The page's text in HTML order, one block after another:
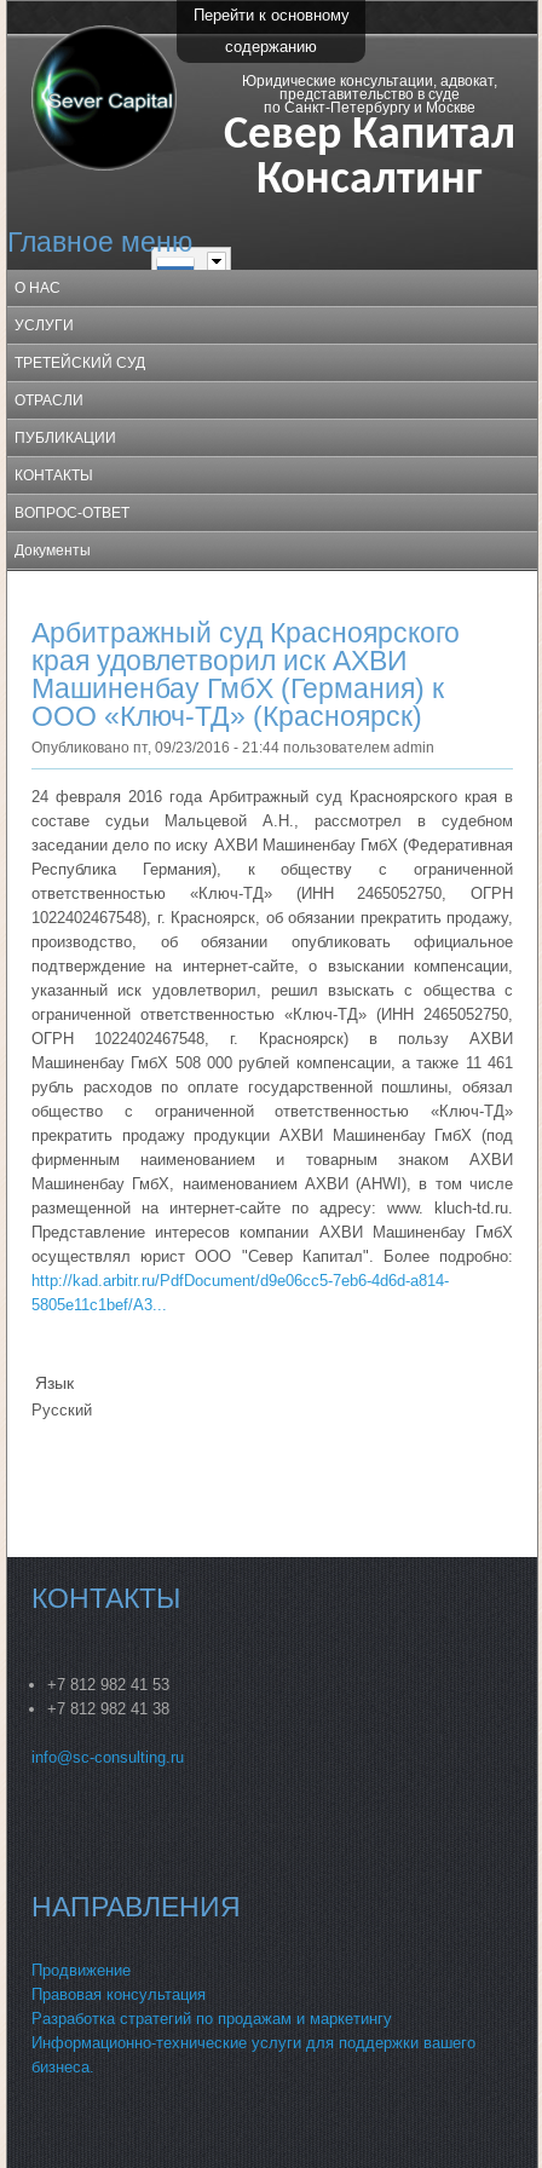
Перейти к основному
содержанию
Юридические консультации, адвокат,
представительство в суде
по Санкт-Петербургу и Москве
Север Капитал
Консалтинг
Главное меню
О НАС
УСЛУГИ
ТРЕТЕЙСКИЙ СУД
ОТРАСЛИ
ПУБЛИКАЦИИ
КОНТАКТЫ
ВОПРОС-ОТВЕТ
Документы
Арбитражный суд Красноярского
края удовлетворил иск АХВИ
Машиненбау ГмбХ (Германия) к
ООО «Ключ-ТД» (Красноярск)
Опубликовано пт, 09/23/2016 - 21:44 пользователем admin
24 февраля 2016 года Арбитражный суд Красноярского края в
составе судьи Мальцевой А.Н., рассмотрел в судебном
заседании дело по иску АХВИ Машиненбау ГмбХ (Федеративная
Республика Германия), к обществу с ограниченной
ответственностью «Ключ-ТД» (ИНН 2465052750, ОГРН
1022402467548), г. Красноярск, об обязании прекратить продажу,
производство, об обязании опубликовать официальное
подтверждение на интернет-сайте, о взыскании компенсации,
указанный иск удовлетворил, решил взыскать с общества с
ограниченной ответственностью «Ключ-ТД» (ИНН 2465052750,
ОГРН 1022402467548, г. Красноярск) в пользу АХВИ
Машиненбау ГмбХ 508 000 рублей компенсации, а также 11 461
рубль расходов по оплате государственной пошлины, обязал
общество с ограниченной ответственностью «Ключ-ТД»
прекратить продажу продукции АХВИ Машиненбау ГмбХ (под
фирменным наименованием и товарным знаком АХВИ
Машиненбау ГмбХ, наименованием АХВИ (АНWI), в том числе
размещенной на интернет-сайте по адресу: www. kluch-td.ru.
Представление интересов компании АХВИ Машиненбау ГмбХ
осуществлял юрист ООО "Север Капитал". Более подробно:
http://kad.arbitr.ru/PdfDocument/d9e06cc5-7eb6-4d6d-a814-
5805e11c1bef/A3...
Язык
Русский
КОНТАКТЫ
+7 812 982 41 53
+7 812 982 41 38
info@sc-consulting.ru
НАПРАВЛЕНИЯ
Продвижение
Правовая консультация
Разработка стратегий по продажам и маркетингу
Информационно-технические услуги для поддержки вашего
бизнеса.